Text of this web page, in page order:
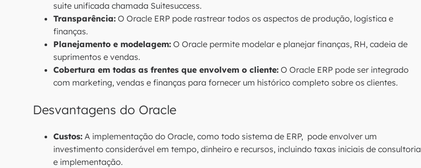
suite unificada chamada Suitesuccess.
Transparência: O Oracle ERP pode rastrear todos os aspectos de produção, logística e
finanças.
Planejamento e modelagem: O Oracle permite modelar e planejar finanças, RH, cadeia de
suprimentos e vendas.
Cobertura em todas as frentes que envolvem o cliente: O Oracle ERP pode ser integrado
com marketing, vendas e finanças para fornecer um histórico completo sobre os clientes.
Desvantagens do Oracle
Custos: A implementação do Oracle, como todo sistema de ERP, pode envolver um
investimento considerável em tempo, dinheiro e recursos, incluindo taxas iniciais de consultoria
e implementação.